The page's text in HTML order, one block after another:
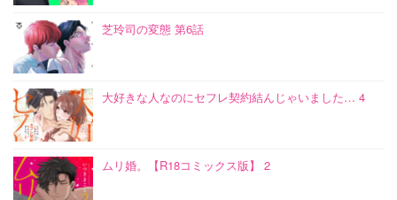
芝玲司の変態 第6話
大好きな人なのにセフレ契約結んじゃいました… 4
ムリ婚。【R18コミックス版】 2